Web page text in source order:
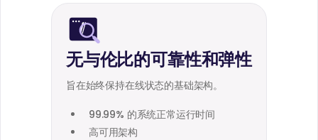
无与伦比的可靠性和弹性
旨在始终保持在线状态的基础架构。
99.99% 的系统正常运行时间
高可用架构